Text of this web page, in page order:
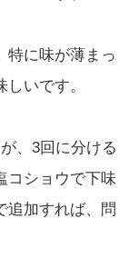
特に味が薄まっ
いです。
、3回に分ける
コショウで下味
追加すれば、問